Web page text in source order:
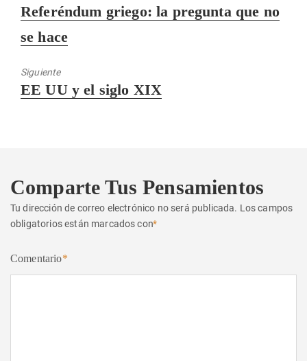
Entrada
Referéndum griego: la pregunta que no
se hace
Siguiente
Entrada
EE UU y el siglo XIX
Comparte Tus Pensamientos
Tu dirección de correo electrónico no será publicada. Los campos
obligatorios están marcados con*
Comentario*